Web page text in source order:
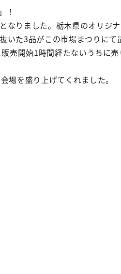
！
なりました。栃木県のオリジ
た3品がこの市場まつりにて
売開始1時間経たないうちに
場を盛り上げてくれました。